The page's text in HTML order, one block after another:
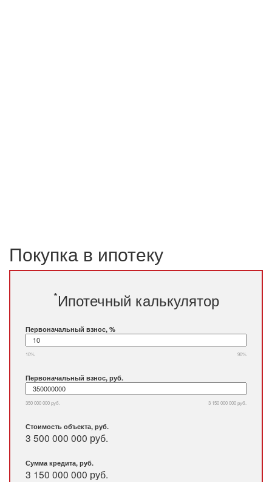
Покупка в ипотеку
*Ипотечный калькулятор
Первоначальный взнос, %
10% 90%
Первоначальный взнос, руб.
350 000 000 руб. 3 150 000 000 руб.
Стоимость объекта, руб.
3 500 000 000 руб.
Сумма кредита, руб.
3 150 000 000 руб.